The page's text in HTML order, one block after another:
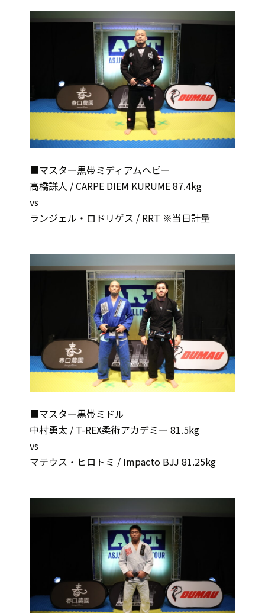
■マスター黒帯ミディアムヘビー
高橋謙人 / CARPE DIEM KURUME 87.4kg
vs
ランジェル・ロドリゲス / RRT ※当日計量
■マスター黒帯ミドル
中村勇太 / T-REX柔術アカデミー 81.5kg
vs
マテウス・ヒロトミ / Impacto BJJ 81.25kg